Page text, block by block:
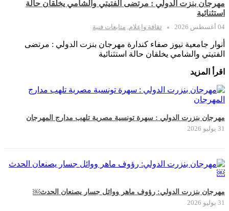
مهرجان بنزت الدولي : مرتضى الفتيتي والشامي يخلقان حالة
استثنائية
04 أغسطس 2026 ثقافة وإعلام متابعات فنية
أنوار جامعية نيوز صفاء كندارة مهرجان بنزت الدولي : مرتضى
الفتيتي والشامي يخلقان حالة استثنائية
اقرأ المزيد
مهرجان بنزرت الدولي : سهرة تونسية مصرية تلهب مدارج المهرجان
31 يوليو 2026
مهرجان بنزرت الدولي: رؤوف ماهر ووائل جسار يصنعان الحدث￼
31 يوليو 2026